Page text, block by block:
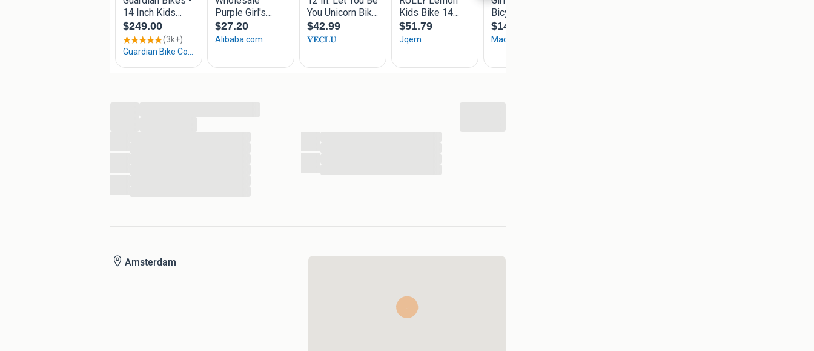
95% afgemonteerd
Niet iedereen is heel handig of heeft alle gereedschap beschikbaar. Daarom wordt deze fiets
voor 95% afgemonteerd geleverd. Dit betekent dat alleen het stuur, trappers, zijwieltjes,
poppenzitje en het mandje hoeven te worden gemonteerd. Bevestigingsmateriaal wordt
meegeleverd. Gemiddelde montagetijd is 10 minuten.
Inclusief zijwieltjes
Amsterdam